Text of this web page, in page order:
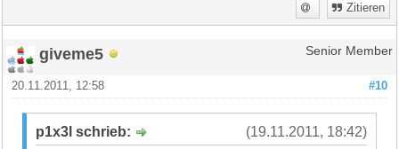
Zitieren
giveme5 Senior Member
#10
20.11.2011, 12:58
(19.11.2011, 18:42)
p1x3l schrieb: